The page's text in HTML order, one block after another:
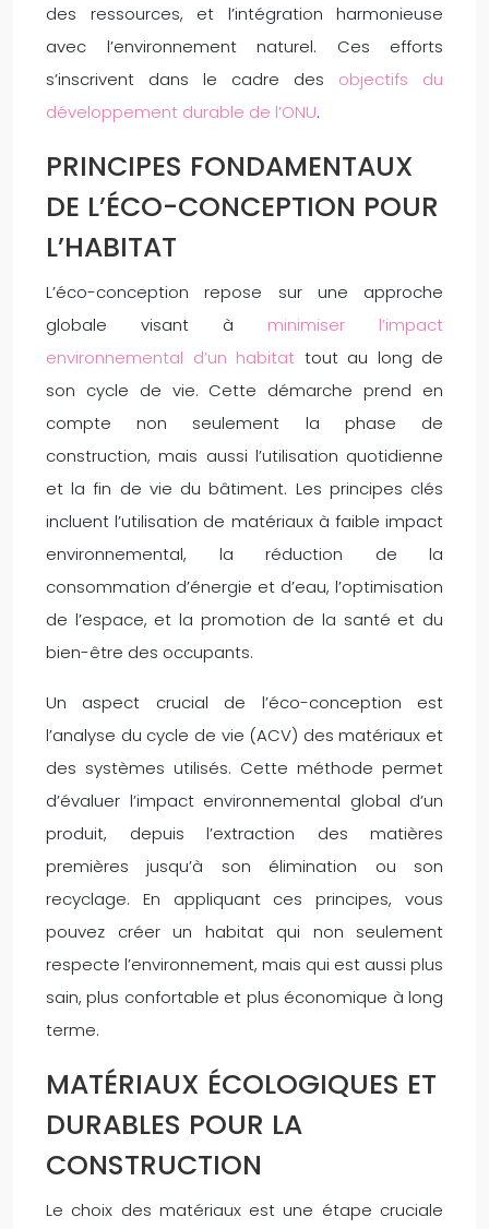
des ressources, et l’intégration harmonieuse
avec l’environnement naturel. Ces efforts
s’inscrivent dans le cadre des objectifs du
développement durable de l’ONU.
PRINCIPES FONDAMENTAUX
DE L’ÉCO-CONCEPTION POUR
L’HABITAT
L’éco-conception repose sur une approche
globale visant à minimiser l’impact
environnemental d’un habitat tout au long de
son cycle de vie. Cette démarche prend en
compte non seulement la phase de
construction, mais aussi l’utilisation quotidienne
et la fin de vie du bâtiment. Les principes clés
incluent l’utilisation de matériaux à faible impact
environnemental, la réduction de la
consommation d’énergie et d’eau, l’optimisation
de l’espace, et la promotion de la santé et du
bien-être des occupants.
Un aspect crucial de l’éco-conception est
l’analyse du cycle de vie (ACV) des matériaux et
des systèmes utilisés. Cette méthode permet
d’évaluer l’impact environnemental global d’un
produit, depuis l’extraction des matières
premières jusqu’à son élimination ou son
recyclage. En appliquant ces principes, vous
pouvez créer un habitat qui non seulement
respecte l’environnement, mais qui est aussi plus
sain, plus confortable et plus économique à long
terme.
MATÉRIAUX ÉCOLOGIQUES ET
DURABLES POUR LA
CONSTRUCTION
Le choix des matériaux est une étape cruciale